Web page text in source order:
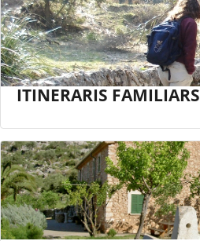
ITINERARIS FAMILIARS